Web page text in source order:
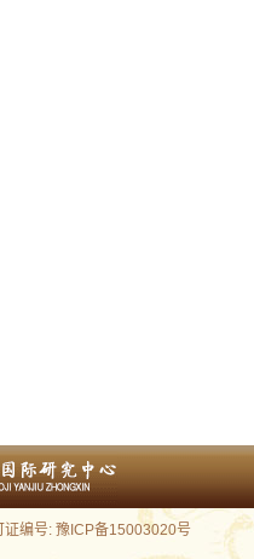
编号: 豫ICP备15003020号